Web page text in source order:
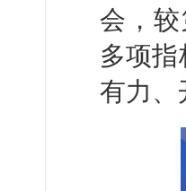
会，
多项指
有力、